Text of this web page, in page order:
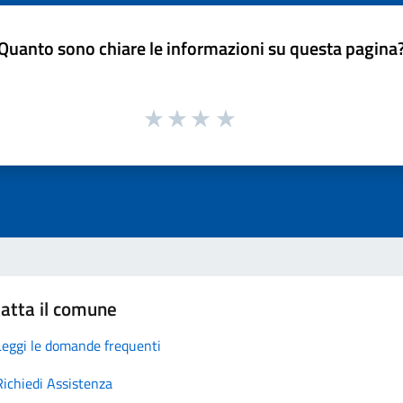
sono chiare le informazioni su questa
il comune
le domande frequenti
Assistenza